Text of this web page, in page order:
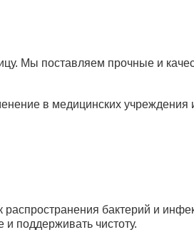
Мы поставляем прочные и
в медицинских учреждения
распространения бактерий и
поддерживать чистоту.